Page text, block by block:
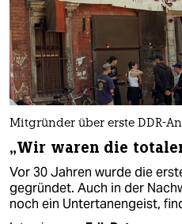
Mitgründer über erste DDR-
„Wir waren die
Vor 30 Jahren wurde die
gegründet. Auch in der
noch ein Untertanengeist,